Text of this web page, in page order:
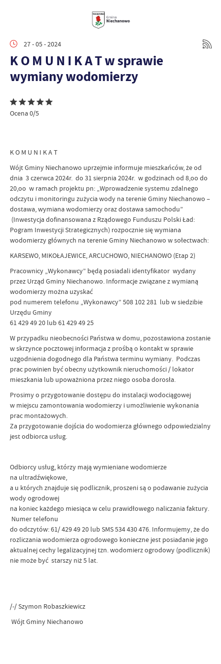
27 - 05 - 2024
K O M U N I K A T w sprawie
wymiany wodomierzy
Ocena 0/5
K O M U N I K A T
Wójt Gminy Niechanowo uprzejmie informuje mieszkańców, że od
dnia 3 czerwca 2024r. do 31 sierpnia 2024r. w godzinach od 8,oo do
20,oo w ramach projektu pn: „Wprowadzenie systemu zdalnego
odczytu i monitoringu zużycia wody na terenie Gminy Niechanowo –
dostawa, wymiana wodomierzy oraz dostawa samochodu”
(Inwestycja dofinansowana z Rządowego Funduszu Polski Ład:
Pogram Inwestycji Strategicznych) rozpocznie się wymiana
wodomierzy głównych na terenie Gminy Niechanowo w sołectwach:
KARSEWO, MIKOŁAJEWICE, ARCUCHOWO, NIECHANOWO (Etap 2)
Pracownicy „Wykonawcy” będą posiadali identyfikator wydany
przez Urząd Gminy Niechanowo. Informacje związane z wymianą
wodomierzy można uzyskać
pod numerem telefonu „Wykonawcy” 508 102 281 lub w siedzibie
Urzędu Gminy
61 429 49 20 lub 61 429 49 25
W przypadku nieobecności Państwa w domu, pozostawiona zostanie
w skrzynce pocztowej informacja z prośbą o kontakt w sprawie
uzgodnienia dogodnego dla Państwa terminu wymiany. Podczas
prac powinien być obecny użytkownik nieruchomości / lokator
mieszkania lub upoważniona przez niego osoba dorosła.
Prosimy o przygotowanie dostępu do instalacji wodociągowej
w miejscu zamontowania wodomierzy i umożliwienie wykonania
prac montażowych.
Za przygotowanie dojścia do wodomierza głównego odpowiedzialny
jest odbiorca usług.
Odbiorcy usług, którzy mają wymieniane wodomierze
na ultradźwiękowe,
a u których znajduje się podlicznik, proszeni są o podawanie zużycia
wody ogrodowej
na koniec każdego miesiąca w celu prawidłowego naliczania faktury.
Numer telefonu
do odczytów: 61/ 429 49 20 lub SMS 534 430 476. Informujemy, że do
rozliczania wodomierza ogrodowego konieczne jest posiadanie jego
aktualnej cechy legalizacyjnej tzn. wodomierz ogrodowy (podlicznik)
nie może być starszy niż 5 lat.
/-/ Szymon Robaszkiewicz
Wójt Gminy Niechanowo